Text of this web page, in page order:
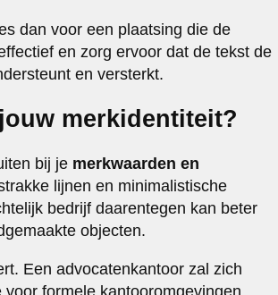
dan voor een plaatsing die de
en zorg ervoor dat de tekst de
en versterkt.
merkidentiteit?
bij je merkwaarden en
lijnen en minimalistische
bedrijf daarentegen kan beter
objecten.
Een advocatenkantoor zal zich
formele kantooromgevingen